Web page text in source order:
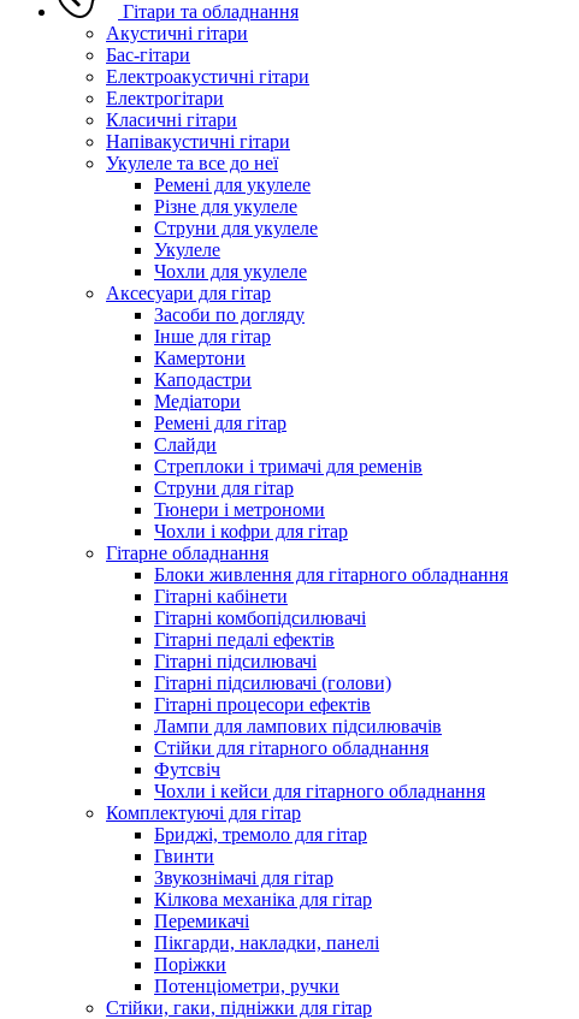
Гітари та обладнання
Акустичні гітари
Бас-гітари
Електроакустичні гітари
Електрогітари
Класичні гітари
Напівакустичні гітари
Укулеле та все до неї
Ремені для укулеле
Різне для укулеле
Струни для укулеле
Укулеле
Чохли для укулеле
Аксесуари для гітар
Засоби по догляду
Інше для гітар
Камертони
Каподастри
Медіатори
Ремені для гітар
Слайди
Стреплоки і тримачі для ременів
Струни для гітар
Тюнери і метрономи
Чохли і кофри для гітар
Гітарне обладнання
Блоки живлення для гітарного обладнання
Гітарні кабінети
Гітарні комбопідсилювачі
Гітарні педалі ефектів
Гітарні підсилювачі
Гітарні підсилювачі (голови)
Гітарні процесори ефектів
Лампи для лампових підсилювачів
Стійки для гітарного обладнання
Футсвіч
Чохли і кейси для гітарного обладнання
Комплектуючі для гітар
Бриджі, тремоло для гітар
Гвинти
Звукознімачі для гітар
Кілкова механіка для гітар
Перемикачі
Пікгарди, накладки, панелі
Поріжки
Потенціометри, ручки
Стійки, гаки, підніжки для гітар